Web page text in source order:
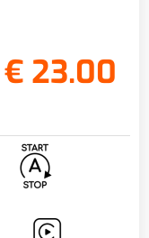
€ 23.00